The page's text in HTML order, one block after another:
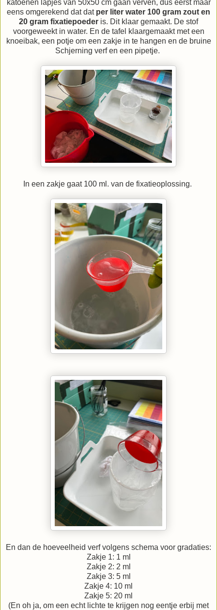
katoenen lapjes van 50x50 cm gaan verven, dus eerst maar
eens omgerekend dat dat per liter water 100 gram zout en
20 gram fixatiepoeder is. Dit klaar gemaakt. De stof
voorgeweekt in water. En de tafel klaargemaakt met een
knoeibak, een potje om een zakje in te hangen en de bruine
Schjerning verf en een pipetje.
In een zakje gaat 100 ml. van de fixatieoplossing.
En dan de hoeveelheid verf volgens schema voor gradaties:
Zakje 1: 1 ml
Zakje 2: 2 ml
Zakje 3: 5 ml
Zakje 4: 10 ml
Zakje 5: 20 ml
(En oh ja, om een echt lichte te krijgen nog eentje erbij met